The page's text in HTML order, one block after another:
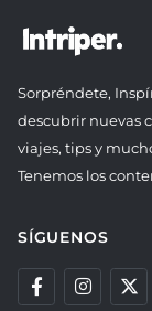
Sorpréndete,
descubrir nuevas
viajes, tips y
Tenemos los
SÍGUENOS